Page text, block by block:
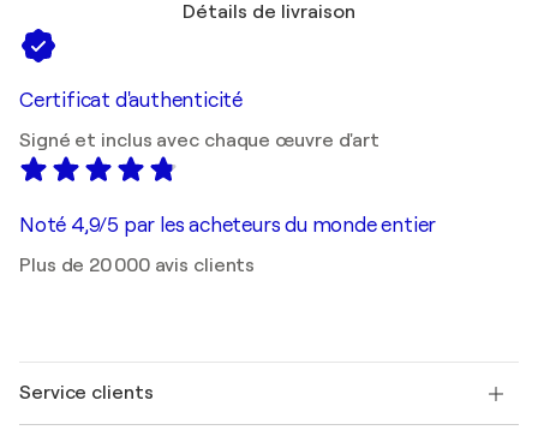
Détails de livraison
Certificat d'authenticité
Signé et inclus avec chaque œuvre d'art
Noté 4,9/5 par les acheteurs du monde entier
Plus de 20 000 avis clients
Service clients